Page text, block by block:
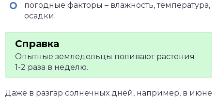
погодные факторы – влажность, температура,
осадки.
Опытные земледельцы поливают растения
1-2 раза в неделю.
Даже в разгар солнечных дней, например, в июне